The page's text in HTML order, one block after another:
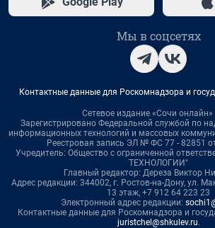
Мы в соцсетях
Контактные данные для Роскомнадзора и
Сетевое издание «Сочи онлайн»
Зарегистрировано Федеральной службой по
информационных технологий и массовых
Реестровая запись ЭЛ № ФС 77 - 82851
Учредитель: Общество с ограниченной
ТЕХНОЛОГИИ"
Главный редактор: Дереза Виктор
Адрес редакции: 344002, г. Ростов-на-Дону, ул.
13 этаж, +7 912 64 223 23
Электронный адрес редакции:
Контактные данные для Роскомнадзора и
juristchel@shkulev.ru.